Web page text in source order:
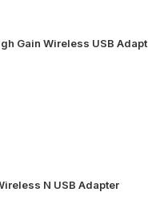
Gain Wireless USB
N USB Adapter